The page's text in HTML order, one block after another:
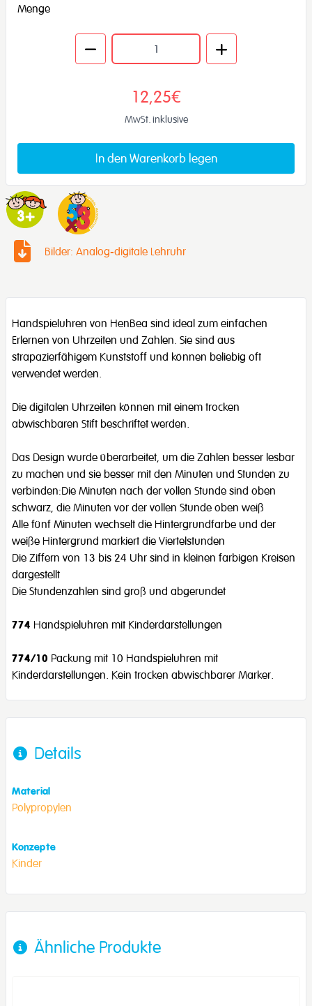
Menge
12,25€
MwSt. inklusive
In den Warenkorb legen
Bilder: Analog-digitale Lehruhr
Handspieluhren von HenBea sind ideal zum einfachen
Erlernen von Uhrzeiten und Zahlen. Sie sind aus
strapazierfähigem Kunststoff und können beliebig oft
verwendet werden.
Die digitalen Uhrzeiten können mit einem trocken
abwischbaren Stift beschriftet werden.
Das Design wurde überarbeitet, um die Zahlen besser lesbar
zu machen und sie besser mit den Minuten und Stunden zu
verbinden:Die Minuten nach der vollen Stunde sind oben
schwarz, die Minuten vor der vollen Stunde oben weiß
Alle fünf Minuten wechselt die Hintergrundfarbe und der
weiße Hintergrund markiert die Viertelstunden
Die Ziffern von 13 bis 24 Uhr sind in kleinen farbigen Kreisen
dargestellt
Die Stundenzahlen sind groß und abgerundet
774 Handspieluhren mit Kinderdarstellungen
774/10 Packung mit 10 Handspieluhren mit
Kinderdarstellungen. Kein trocken abwischbarer Marker.
Details
Material
Polypropylen
Konzepte
Kinder
Ähnliche Produkte